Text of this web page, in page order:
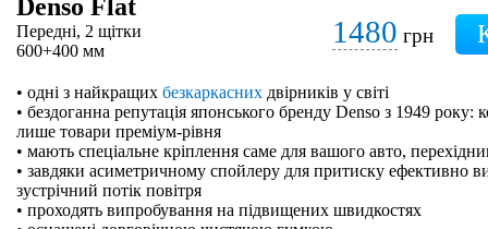
Denso Flat
Передні, 2 щітки
600+400 мм
1480 грн
• одні з найкращих безкаркасних двірників у світі
• бездоганна репутація японського бренду Denso з 1949 року:
лише товари преміум-рівня
• мають спеціальне кріплення саме для вашого авто,
• завдяки асиметричному спойлеру для притиску ефективно
зустрічний потік повітря
• проходять випробування на підвищених швидкостях